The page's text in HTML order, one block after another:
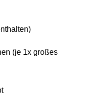
(je 1x großes